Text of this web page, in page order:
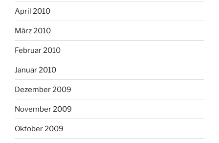
April 2010
März 2010
Februar 2010
Januar 2010
Dezember 2009
November 2009
Oktober 2009